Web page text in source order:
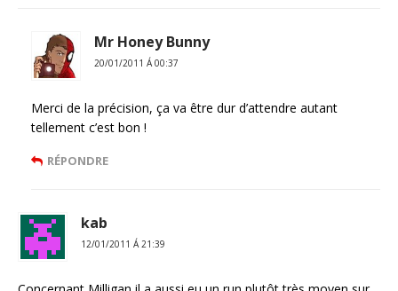
Mr Honey Bunny
20/01/2011 Á 00:37
Merci de la précision, ça va être dur d’attendre autant
tellement c’est bon !
RÉPONDRE
kab
12/01/2011 Á 21:39